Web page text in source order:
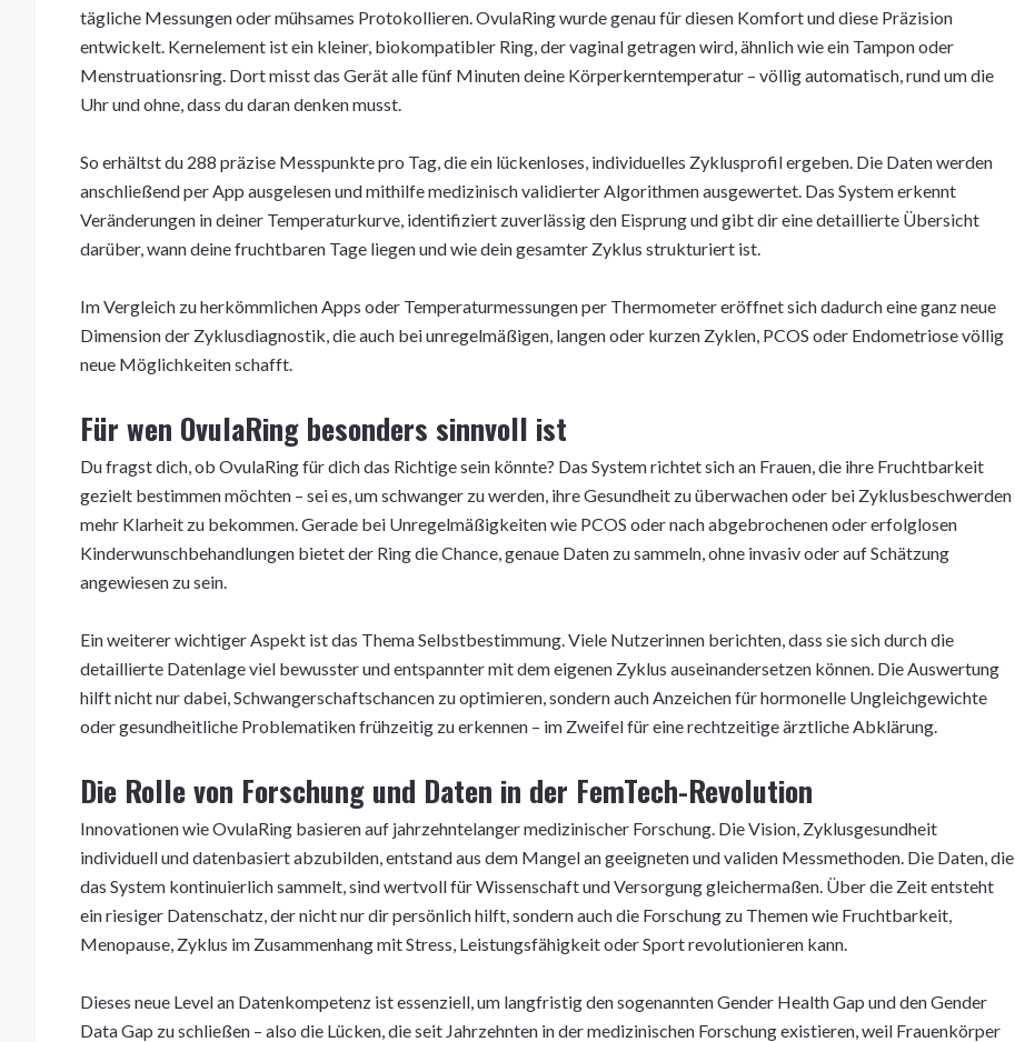
tägliche Messungen oder mühsames Protokollieren. OvulaRing wurde genau für diesen Komfort und diese Präzision
entwickelt. Kernelement ist ein kleiner, biokompatibler Ring, der vaginal getragen wird, ähnlich wie ein Tampon oder
Menstruationsring. Dort misst das Gerät alle fünf Minuten deine Körperkerntemperatur – völlig automatisch, rund um die
Uhr und ohne, dass du daran denken musst.
So erhältst du 288 präzise Messpunkte pro Tag, die ein lückenloses, individuelles Zyklusprofil ergeben. Die Daten werden
anschließend per App ausgelesen und mithilfe medizinisch validierter Algorithmen ausgewertet. Das System erkennt
Veränderungen in deiner Temperaturkurve, identifiziert zuverlässig den Eisprung und gibt dir eine detaillierte Übersicht
darüber, wann deine fruchtbaren Tage liegen und wie dein gesamter Zyklus strukturiert ist.
Im Vergleich zu herkömmlichen Apps oder Temperaturmessungen per Thermometer eröffnet sich dadurch eine ganz neue
Dimension der Zyklusdiagnostik, die auch bei unregelmäßigen, langen oder kurzen Zyklen, PCOS oder Endometriose völlig
neue Möglichkeiten schafft.
Für wen OvulaRing besonders sinnvoll ist
Du fragst dich, ob OvulaRing für dich das Richtige sein könnte? Das System richtet sich an Frauen, die ihre Fruchtbarkeit
gezielt bestimmen möchten – sei es, um schwanger zu werden, ihre Gesundheit zu überwachen oder bei Zyklusbeschwerden
mehr Klarheit zu bekommen. Gerade bei Unregelmäßigkeiten wie PCOS oder nach abgebrochenen oder erfolglosen
Kinderwunschbehandlungen bietet der Ring die Chance, genaue Daten zu sammeln, ohne invasiv oder auf Schätzung
angewiesen zu sein.
Ein weiterer wichtiger Aspekt ist das Thema Selbstbestimmung. Viele Nutzerinnen berichten, dass sie sich durch die
detaillierte Datenlage viel bewusster und entspannter mit dem eigenen Zyklus auseinandersetzen können. Die Auswertung
hilft nicht nur dabei, Schwangerschaftschancen zu optimieren, sondern auch Anzeichen für hormonelle Ungleichgewichte
oder gesundheitliche Problematiken frühzeitig zu erkennen – im Zweifel für eine rechtzeitige ärztliche Abklärung.
Die Rolle von Forschung und Daten in der FemTech-Revolution
Innovationen wie OvulaRing basieren auf jahrzehntelanger medizinischer Forschung. Die Vision, Zyklusgesundheit
individuell und datenbasiert abzubilden, entstand aus dem Mangel an geeigneten und validen Messmethoden. Die Daten, die
das System kontinuierlich sammelt, sind wertvoll für Wissenschaft und Versorgung gleichermaßen. Über die Zeit entsteht
ein riesiger Datenschatz, der nicht nur dir persönlich hilft, sondern auch die Forschung zu Themen wie Fruchtbarkeit,
Menopause, Zyklus im Zusammenhang mit Stress, Leistungsfähigkeit oder Sport revolutionieren kann.
Dieses neue Level an Datenkompetenz ist essenziell, um langfristig den sogenannten Gender Health Gap und den Gender
Data Gap zu schließen – also die Lücken, die seit Jahrzehnten in der medizinischen Forschung existieren, weil Frauenkörper